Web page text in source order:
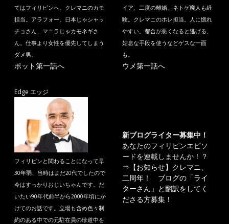
てはフィリピンへ。クレマニのカモ
担当。アラフォー。日本じゃシャッ
チョさん、マニラじゃカモネギさ
ん。仕事より女性を優先してしまう
ダメ男。
ポット第一話へ
イア、二度の離婚、ネトゲ廃人も経
験。クレマニのホレ担当。人に惚れ
やすい。都合が悪くなると逃げる、
姑息な手段を使うなどゲスな一面
も。
ウメ第一話へ
Edge エッジ
フィリピンと関わることになって早
30年弱、当時はまだ20代でしたので
今はすっかりおじいちゃんです。だ
いたい90年代前半から2000年頃にか
けてのお話です。立場も含め色々制
約のある中での元駐在員の珍道中を
新ブログライター募集中！
あなたのフィリピンエピソ
ードを連載しませんか！？
⇒ 【お知らせ】クレマニ、
二周年！ ブログの「ライ
ターさん」と翻訳をしてく
ださる方募集！